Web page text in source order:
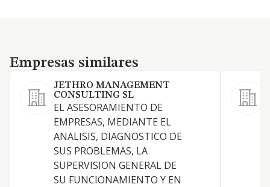
Empresas similares
Empresas similares
JETHRO MANAGEMENT
CONSULTING SL
EL ASESORAMIENTO DE
EMPRESAS, MEDIANTE EL
ANALISIS, DIAGNOSTICO DE
SUS PROBLEMAS, LA
SUPERVISION GENERAL DE
SU FUNCIONAMIENTO Y EN